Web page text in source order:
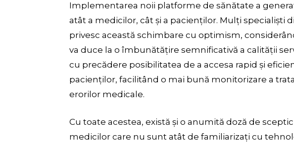
Implementarea noii platforme de sănătate a
atât a medicilor, cât și a pacienților. Mulți specialiști
privesc această schimbare cu optimism,
va duce la o îmbunătățire semnificativă a calității
cu precădere posibilitatea de a accesa rapid și
pacienților, facilitând o mai bună monitorizare a
erorilor medicale.
Cu toate acestea, există și o anumită doză de
medicilor care nu sunt atât de familiarizați cu